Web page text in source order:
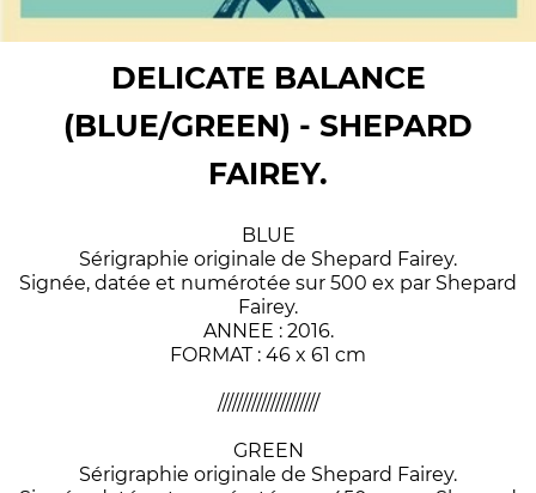
DELICATE BALANCE
(BLUE/GREEN) - SHEPARD
FAIREY.
BLUE
Sérigraphie originale de Shepard Fairey.
Signée, datée et numérotée sur 500 ex par Shepard
Fairey.
ANNEE : 2016.
FORMAT : 46 x 61 cm
/////////////////////
GREEN
Sérigraphie originale de Shepard Fairey.